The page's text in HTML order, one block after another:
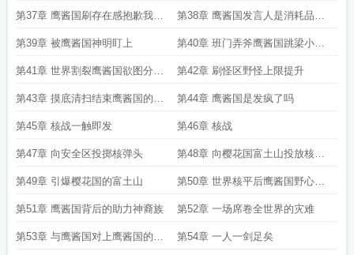
头
第37章 鹰酱国刷存在感抱歉我们
龙国就没打算带你玩
第38章 鹰酱国发言人是消耗品吧
怎么来一个晕一个呢
第39章 被鹰酱国神明盯上 第40章 班门弄斧鹰酱国跳梁小丑
般的行为
第41章 世界割裂鹰酱国欲图分化
世界
第42章 刷怪区野怪上限提升
第43章 摸底清扫结束鹰酱国的又
一举动
第44章 鹰酱国是发疯了吗
第45章 核战一触即发 第46章 核战
第47章 向安全区投掷核弹头 第48章 向樱花国富土山投放核武
器继续爆更
第49章 引爆樱花国的富土山 第50章 世界核平后鹰酱国野心暴
露
第51章 鹰酱国背后的助力神裔族 第52章 一场席卷全世界的灾难
第53章 与鹰酱国对上鹰酱国的嚣 第54章 一人一剑足矣